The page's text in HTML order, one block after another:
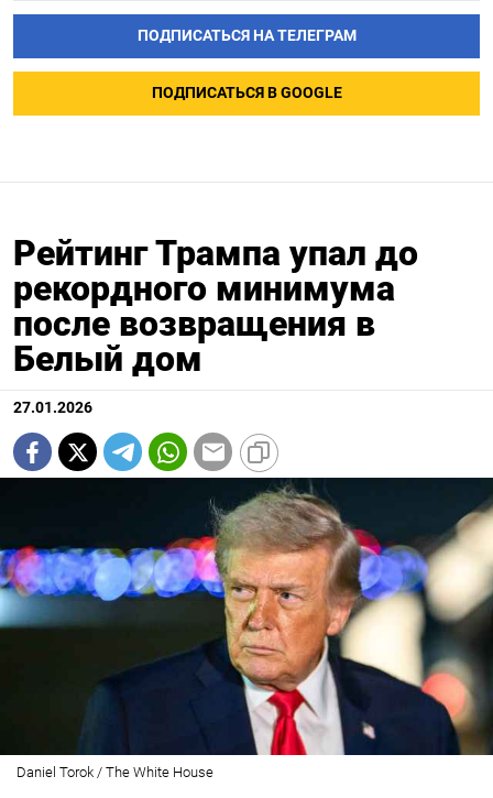
ПОДПИСАТЬСЯ НА ТЕЛЕГРАМ
ПОДПИСАТЬСЯ В GOOGLE
Рейтинг Трампа упал до
рекордного минимума
после возвращения в
Белый дом
27.01.2026
Daniel Torok / The White House